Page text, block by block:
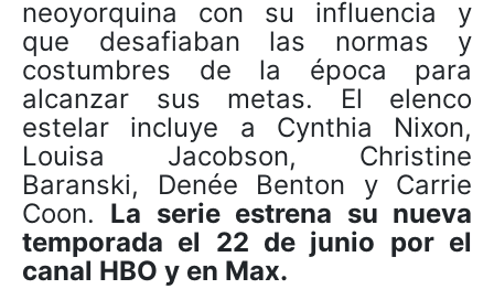
neoyorquina con su influencia y
que desafiaban las normas y
costumbres de la época para
alcanzar sus metas. El elenco
estelar incluye a Cynthia Nixon,
Louisa Jacobson, Christine
Baranski, Denée Benton y Carrie
Coon. La serie estrena su nueva
temporada el 22 de junio por el
canal HBO y en Max.